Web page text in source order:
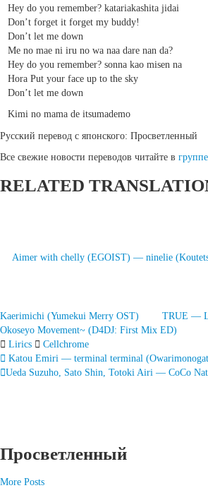
Hey do you remember? katariakashita jidai
Don’t forget it forget my buddy!
Don’t let me down
Me no mae ni iru no wa naa dare nan da?
Hey do you remember? sonna kao misen na
Hora Put your face up to the sky
Don’t let me down
Kimi no mama de itsumademo
Русский перевод с японского: Просветленный
Все свежие новости переводов читайте в
RELATED
Aimer with chelly (EGOIST) — ninelie
Kaerimichi (Yumekui Merry OST)
TRUE —
Okoseyo Movement~ (D4DJ: First Mix ED)
Lirics
Cellchrome
Запись
Katou Emiri — terminal terminal
Ueda Suzuho, Sato Shin, Totoki Airi — CoCo
Просветленный
More Posts